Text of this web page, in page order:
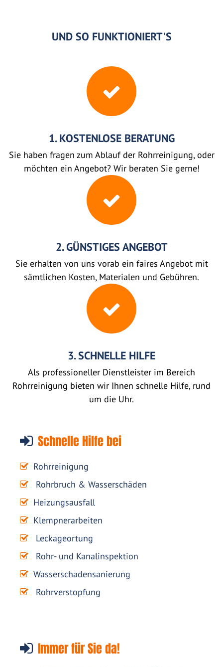
UND SO FUNKTIONIERT'S
1. KOSTENLOSE BERATUNG
Sie haben fragen zum Ablauf der Rohrreinigung, oder
möchten ein Angebot? Wir beraten Sie gerne!
2. GÜNSTIGES ANGEBOT
Sie erhalten von uns vorab ein faires Angebot mit
sämtlichen Kosten, Materialen und Gebühren.
3. SCHNELLE HILFE
Als professioneller Dienstleister im Bereich
Rohrreinigung bieten wir Ihnen schnelle Hilfe, rund
um die Uhr.
Schnelle Hilfe bei
Rohrreinigung
Rohrbruch & Wasserschäden
Heizungsausfall
Klempnerarbeiten
Leckageortung
Rohr- und Kanalinspektion
Wasserschadensanierung
Rohrverstopfung
Immer für Sie da!